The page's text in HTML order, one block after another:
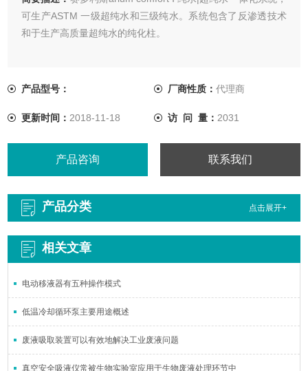
可生产ASTM 一级超纯水和三级纯水。系统包含了反渗透技术
和于生产高质量超纯水的纯化柱。
产品型号： 厂商性质： 代理商
更新时间： 2018-11-18 访 问 量： 2031
产品咨询 联系我们
产品分类 点击展开+
相关文章
电动移液器有五种操作模式
低温冷却循环泵主要用途概述
废液吸取装置可以有效地解决工业废液问题
真空安全吸液仪常被生物实验室应用于生物废液处理环节中